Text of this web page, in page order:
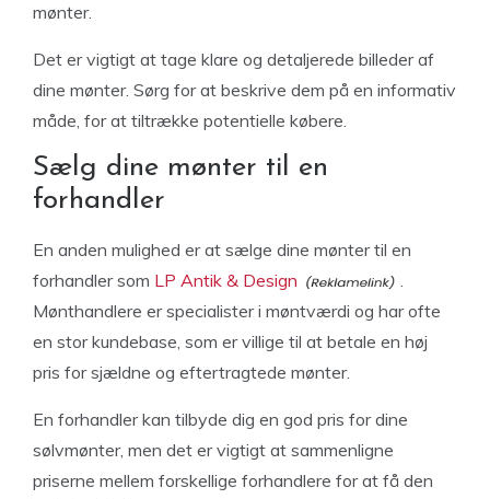
mønter.
Det er vigtigt at tage klare og detaljerede billeder af
dine mønter. Sørg for at beskrive dem på en informativ
måde, for at tiltrække potentielle købere.
Sælg dine mønter til en
forhandler
En anden mulighed er at sælge dine mønter til en
forhandler som LP Antik & Design
.
Mønthandlere er specialister i møntværdi og har ofte
en stor kundebase, som er villige til at betale en høj
pris for sjældne og eftertragtede mønter.
En forhandler kan tilbyde dig en god pris for dine
sølvmønter, men det er vigtigt at sammenligne
priserne mellem forskellige forhandlere for at få den